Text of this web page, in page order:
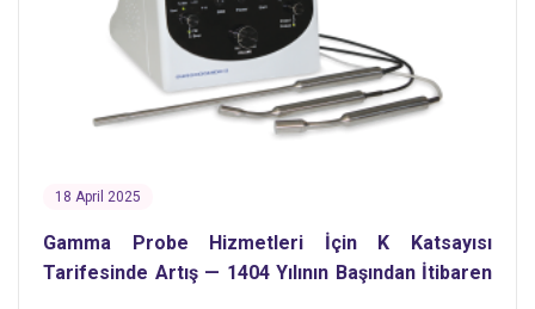
18 April 2025
Gamma Probe Hizmetleri İçin K Katsayısı
Tarifesinde Artış — 1404 Yılının Başından İtibaren